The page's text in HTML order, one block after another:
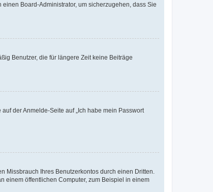
Board-Administrator, um sicherzugehen, dass Sie
Benutzer, die für längere Zeit keine Beiträge
der Anmelde-Seite auf „Ich habe mein Passwort
Missbrauch Ihres Benutzerkontos durch einen Dritten.
einem öffentlichen Computer, zum Beispiel in einem